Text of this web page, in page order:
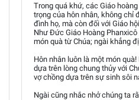
Trong quá khứ, các Giáo
trọng của hôn nhân, không chỉ
đình họ, mà còn đối với Giáo
Như Đức Giáo Hoàng
món quà từ Chúa; ngài khẳng
Hôn nhân luôn là một món
dựa trên lòng chung thủy với
vợ chồng dựa trên sự sinh sôi
Ngài cũng nhắc nhở chúng ta